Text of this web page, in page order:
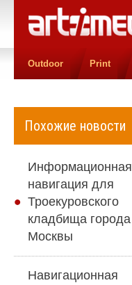
Outdoor Print
Похожие новости
Информационная
навигация для
Троекуровского
кладбища города
Москвы
Навигационная